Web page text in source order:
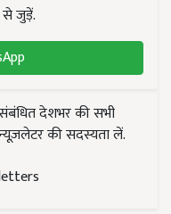
से जुड़ें.
देशभर की सभी
की सदस्यता लें.